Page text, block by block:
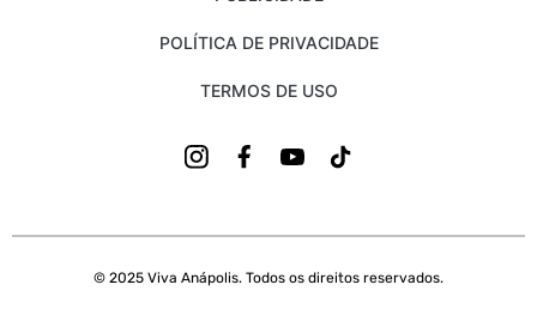
POLÍTICA DE PRIVACIDADE
TERMOS DE USO
© 2025 Viva Anápolis. Todos os direitos reservados.